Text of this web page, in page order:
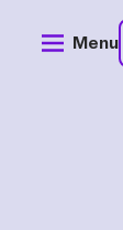
Menu